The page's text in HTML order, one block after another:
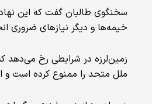
سخنگوی طالبان گفت که این
خیمه‌ها و دیگر نیازهای ضروری
زمین‌لرزه در شرایطی رخ می‌دهد
ملل متحد را ممنوع کرده است و